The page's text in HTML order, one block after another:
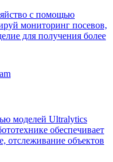
с помощью
мониторинг посевов,
для получения более
моделей Ultralytics
обеспечивает
отслеживание объектов